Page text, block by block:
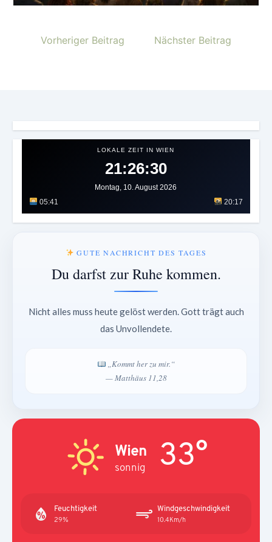
Vorheriger Beitrag Nächster Beitrag
LOKALE ZEIT IN WIEN
21:26:34
Montag, 10. August 2026
05:41
20:17
GUTE NACHRICHT DES TAGES
Du darfst zur Ruhe kommen.
Nicht alles muss heute gelöst werden. Gott trägt auch
das Unvollendete.
„Kommt her zu mir.“
— Matthäus 11,28
Wien
sonnig 33°
Feuchtigkeit
29%
Windgeschwindigkeit
10.4Km/h